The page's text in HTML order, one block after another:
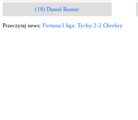
(19) Daniel Rumin
Przeczytaj news: Fortuna I liga: Tychy 2-2 Chrobry